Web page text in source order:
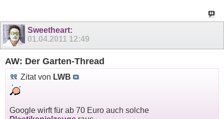
Sweetheart:
01.04.2011 12:49
AW: Der Garten-Thread
Zitat von LWB
Google wirft für ab 70 Euro auch solche